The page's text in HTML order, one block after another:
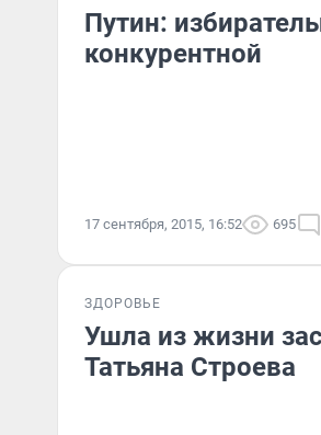
Путин:
конкурентной
17 сентября, 2015, 16:52 695
ЗДОРОВЬЕ
Ушла из жизни
Татьяна Строева